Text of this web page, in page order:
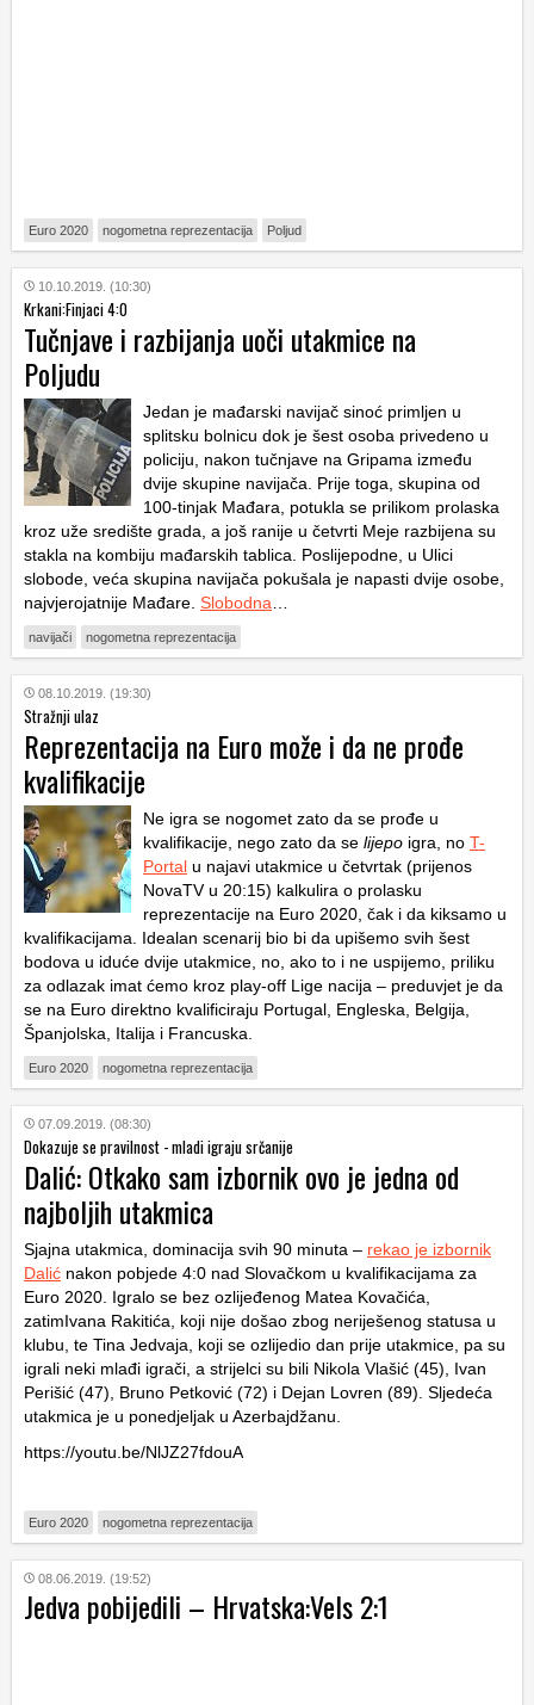
Euro 2020 nogometna reprezentacija Poljud
10.10.2019. (10:30)
Krkani:Finjaci 4:0
Tučnjave i razbijanja uoči utakmice na
Poljudu
Jedan je mađarski navijač sinoć primljen u
splitsku bolnicu dok je šest osoba privedeno u
policiju, nakon tučnjave na Gripama između
dvije skupine navijača. Prije toga, skupina od
100-tinjak Mađara, potukla se prilikom prolaska
kroz uže središte grada, a još ranije u četvrti Meje razbijena su
stakla na kombiju mađarskih tablica. Poslijepodne, u Ulici
slobode, veća skupina navijača pokušala je napasti dvije osobe,
najvjerojatnije Mađare. Slobodna
navijači nogometna reprezentacija
08.10.2019. (19:30)
Stražnji ulaz
Reprezentacija na Euro može i da ne prođe
kvalifikacije
Ne igra se nogomet zato da se prođe u
kvalifikacije, nego zato da se lijepo igra, no T-
Portal u najavi utakmice u četvrtak (prijenos
NovaTV u 20:15) kalkulira o prolasku
reprezentacije na Euro 2020, čak i da kiksamo u
kvalifikacijama. Idealan scenarij bio bi da upišemo svih šest
bodova u iduće dvije utakmice, no, ako to i ne uspijemo, priliku
za odlazak imat ćemo kroz play-off Lige nacija – preduvjet je da
se na Euro direktno kvalificiraju Portugal, Engleska, Belgija,
Španjolska, Italija i Francuska.
Euro 2020 nogometna reprezentacija
07.09.2019. (08:30)
Dokazuje se pravilnost - mladi igraju srčanije
Dalić: Otkako sam izbornik ovo je jedna od
najboljih utakmica
Sjajna utakmica, dominacija svih 90 minuta – rekao je izbornik
Dalić nakon pobjede 4:0 nad Slovačkom u kvalifikacijama za
Euro 2020. Igralo se bez ozlijeđenog Matea Kovačića,
zatimIvana Rakitića, koji nije došao zbog neriješenog statusa u
klubu, te Tina Jedvaja, koji se ozlijedio dan prije utakmice, pa su
igrali neki mlađi igrači, a strijelci su bili Nikola Vlašić (45), Ivan
Perišić (47), Bruno Petković (72) i Dejan Lovren (89). Sljedeća
utakmica je u ponedjeljak u Azerbajdžanu.
https://youtu.be/NlJZ27fdouA
Euro 2020 nogometna reprezentacija
08.06.2019. (19:52)
Jedva pobijedili – Hrvatska:Vels 2:1